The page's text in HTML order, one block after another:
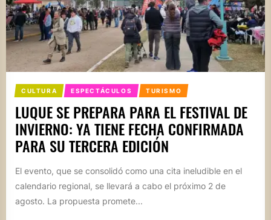
CULTURA ESPECTÁCULOS TURISMO
LUQUE SE PREPARA PARA EL FESTIVAL DE
INVIERNO: YA TIENE FECHA CONFIRMADA
PARA SU TERCERA EDICIÓN
El evento, que se consolidó como una cita ineludible en el
calendario regional, se llevará a cabo el próximo 2 de
agosto. La propuesta promete...